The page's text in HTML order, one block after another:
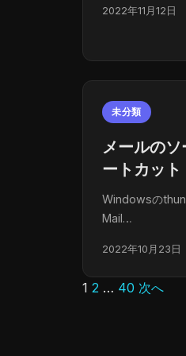
2022年11月12日
未分類
メールのソ
ートカット
Windowsの
Mail…
2022年10月23日
投
1 2 … 40 次へ